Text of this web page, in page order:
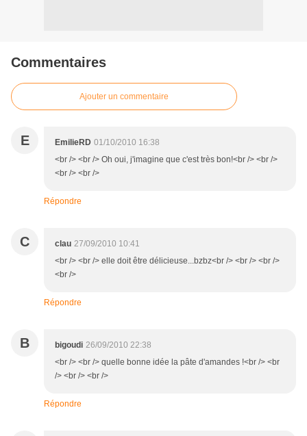
Commentaires
Ajouter un commentaire
E EmilieRD 01/10/2010 16:38
<br /> <br /> Oh oui, j'imagine que c'est très bon!<br /> <br />
<br /> <br />
Répondre
C clau 27/09/2010 10:41
<br /> <br /> elle doit être délicieuse...bzbz<br /> <br /> <br />
<br />
Répondre
B bigoudi 26/09/2010 22:38
<br /> <br /> quelle bonne idée la pâte d'amandes !<br /> <br
/> <br /> <br />
Répondre